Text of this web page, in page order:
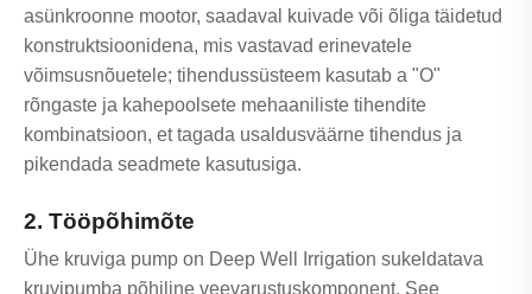
asünkroonne mootor, saadaval kuivade või õliga täidetud
konstruktsioonidena, mis vastavad erinevatele
võimsusnõuetele; tihendussüsteem kasutab a "O"
rõngaste ja kahepoolsete mehaaniliste tihendite
kombinatsioon, et tagada usaldusväärne tihendus ja
pikendada seadmete kasutusiga.
2. Tööpõhimõte
Ühe kruviga pump on Deep Well Irrigation sukeldatava
kruvipumba põhiline veevarustuskomponent. See